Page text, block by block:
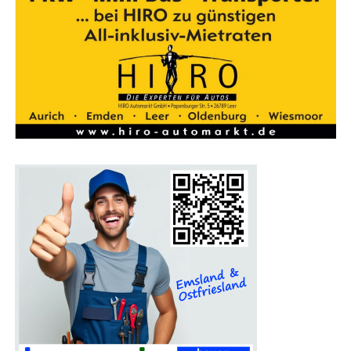
tung ihrer Wahl­kreis­bü­ros, Mobil­te­le­fo­ne sowie Mobil­
funk- und Festnetzverträge.
Auch die Tele­fon­kos­ten, die im Wahl­kreis ent­ste­hen,
kön­nen aus die­sen Mit­teln bestrit­ten werden.
Hin­zu kom­men255,65 Eurofür neu gewähl­te Abge­ord­
Jeder Abge­ord­ne­te kann selbst über die Anschaf­fun­gen
ent­schei­den. Endet die Wahl­pe­ri­ode vor Ablauf des Jah­
res oder schei­det der Abge­ord­ne­te wäh­rend des Jah­res
aus dem Bun­des­tag aus, so kann er über den Jah­res­be­
trag auch nur antei­lig verfügen.
Kos­ten­pau­scha­le
steu­er­freie Kos­ten­pau­scha­le
soll die durch die Aus­übung des Man­dats ent­ste­hen­den